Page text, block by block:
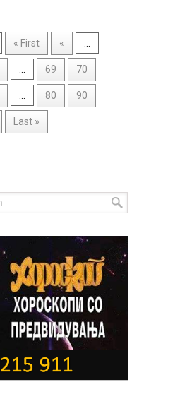
« First «
69 70
80 90
Last »